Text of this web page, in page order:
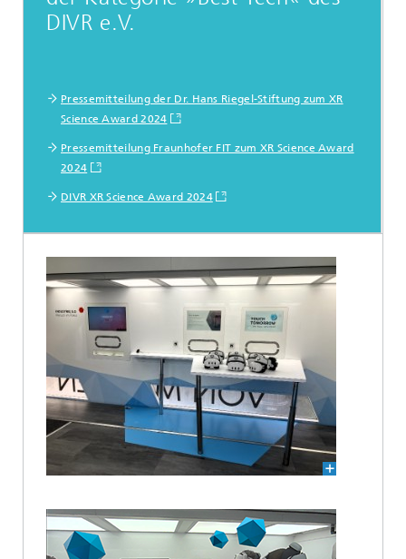
DIVR e.V.
Pressemitteilung der Dr. Hans Riegel-Stiftung zum XR
Science Award 2024
Pressemitteilung Fraunhofer FIT zum XR Science Award
2024
DIVR XR Science Award 2024